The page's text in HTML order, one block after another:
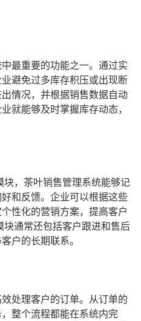
最重要的功能之一。通过实
避免过多库存积压或出现断
情况，并根据销售数据自动
就能够及时掌握库存动态，
，茶叶销售管理系统能够记
和反馈。企业可以根据这些
性化的营销方案，提高客户
通常还包括客户跟进和售后
户的长期联系。
处理客户的订单。从订单的
整个流程都能在系统内完